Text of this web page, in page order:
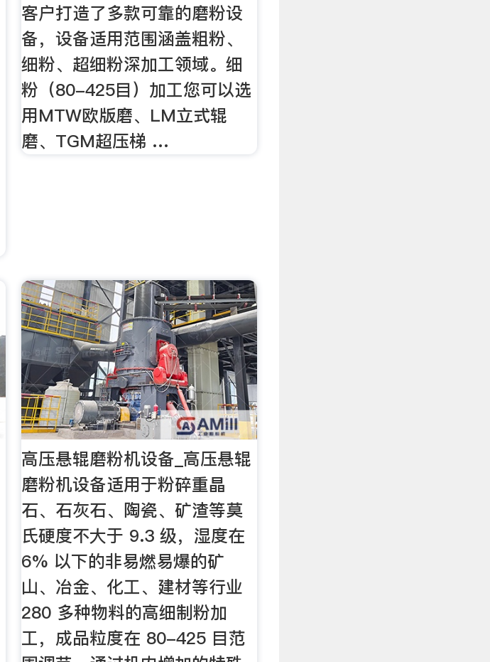
客户打造了多款可靠的磨粉设
备，设备适用范围涵盖粗粉、
细粉、超细粉深加工领域。细
粉（80-425目）加工您可以选
用MTW欧版磨、LM立式辊
磨、TGM超压梯 …
高压悬辊磨粉机设备_高压悬辊
磨粉机设备适用于粉碎重晶
石、石灰石、陶瓷、矿渣等莫
氏硬度不大于 9.3 级，湿度在
6% 以下的非易燃易爆的矿
山、冶金、化工、建材等行业
280 多种物料的高细制粉加
工，成品粒度在 80-425 目范